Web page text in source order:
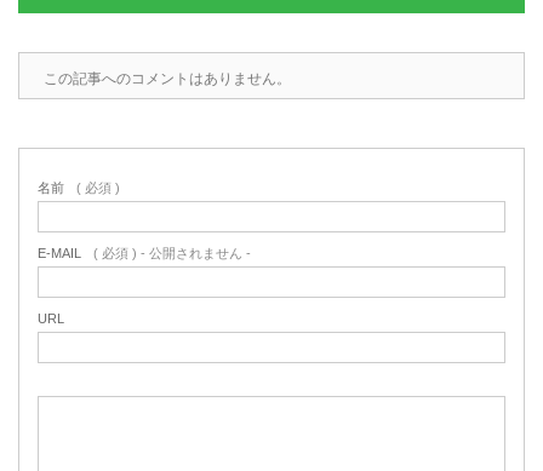
この記事へのコメントはありません。
名前 ( 必須 )
E-MAIL ( 必須 ) - 公開されません -
URL